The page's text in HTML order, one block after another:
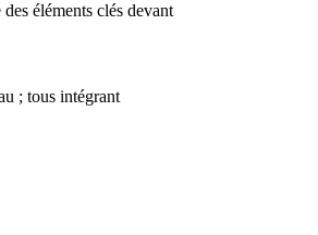
éléments clés devant
; tous intégrant